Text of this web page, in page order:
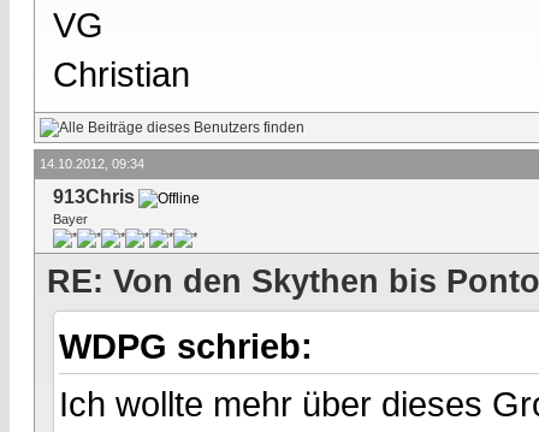
VG
Christian
14.10.2012, 09:34
913Chris
Bayer
RE: Von den Skythen bis
WDPG schrieb:
Ich wollte mehr über dieses